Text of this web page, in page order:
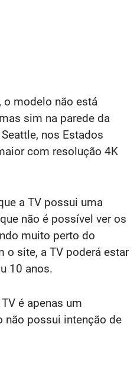
o modelo não está
sim na parede da
nos Estados
com resolução 4K
a TV possui uma
não é possível ver os
muito perto do
o site, a TV poderá estar
10 anos.
é apenas um
não possui intenção de